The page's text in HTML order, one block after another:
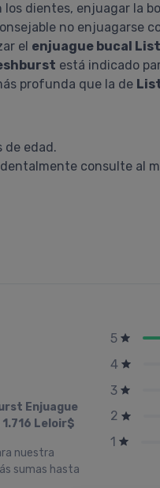
dientes, enjuagar la
no enjuagarse
el enjuague bucal
está indicado
profunda que la de
de edad.
consulte al
Enjuague
1.716 Leloir$
nuestra
sumas hasta
5
4
3
2
1